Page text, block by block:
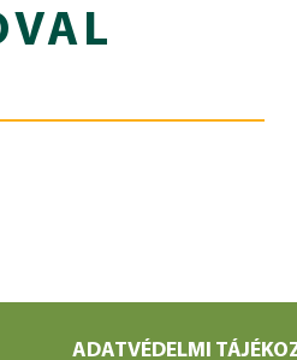
ADATVÉDELMI